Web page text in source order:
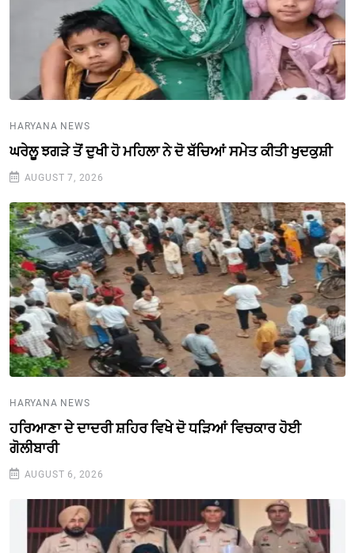
HARYANA NEWS
ਘਰੇਲੂ ਝਗੜੇ ਤੋਂ ਦੁਖੀ ਹੋ ਮਹਿਲਾ ਨੇ ਦੋ ਬੱਚਿਆਂ ਸਮੇਤ ਕੀਤੀ ਖੁਦਕੁਸ਼ੀ
AUGUST 7, 2026
HARYANA NEWS
ਹਰਿਆਣਾ ਦੇ ਦਾਦਰੀ ਸ਼ਹਿਰ ਵਿਖੇ ਦੋ ਧੜਿਆਂ ਵਿਚਕਾਰ ਹੋਈ
ਗੋਲੀਬਾਰੀ
AUGUST 6, 2026